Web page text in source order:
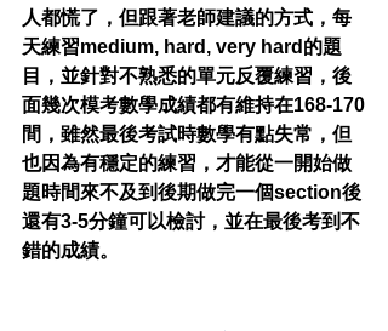
人都慌了，但跟著老師建議的方式，每
天練習medium, hard, very hard的題
目，並針對不熟悉的單元反覆練習，後
面幾次模考數學成績都有維持在168-170
間，雖然最後考試時數學有點失常，但
也因為有穩定的練習，才能從一開始做
題時間來不及到後期做完一個section後
還有3-5分鐘可以檢討，並在最後考到不
錯的成績。